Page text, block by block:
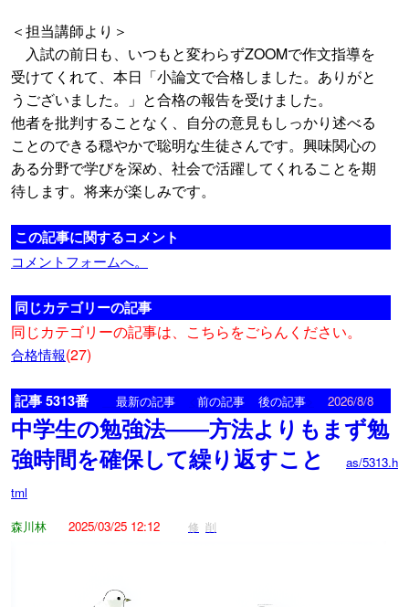
＜担当講師より＞
入試の前日も、いつもと変わらずZOOMで作文指導を
受けてくれて、本日「小論文で合格しました。ありがと
うございました。」と合格の報告を受けました。
他者を批判することなく、自分の意見もしっかり述べる
ことのできる穏やかで聡明な生徒さんです。興味関心の
ある分野で学びを深め、社会で活躍してくれることを期
待します。将来が楽しみです。
この記事に関するコメント
コメントフォームへ。
同じカテゴリーの記事
同じカテゴリーの記事は、こちらをごらんください。
合格情報(27)
記事 5313番 最新の記事 前の記事 後の記事 2026/8/8
中学生の勉強法――方法よりもまず勉
強時間を確保して繰り返すこと
as/5313.h
tml
森川林
2025/03/25 12:12 修 削